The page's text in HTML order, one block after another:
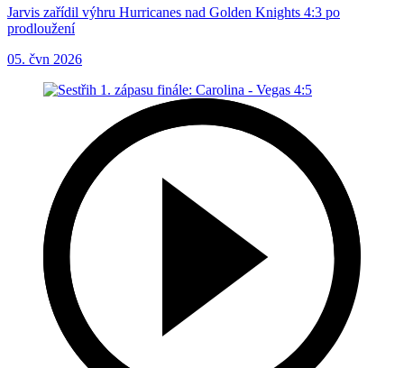
Jarvis zařídil výhru Hurricanes nad Golden Knights 4:3 po
prodloužení
05. čvn 2026